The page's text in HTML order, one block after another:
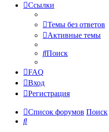
Ссылки
Темы без ответов
Активные темы
Поиск
FAQ
Вход
Регистрация
Список форумов Поиск
Поиск